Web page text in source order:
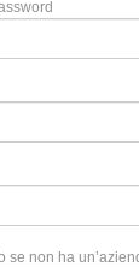
se non ha